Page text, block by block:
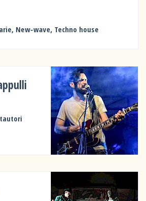
New-wave, Techno house